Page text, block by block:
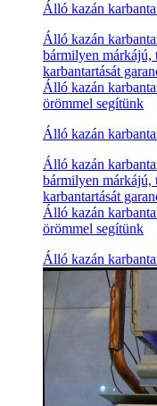
Álló kazán
Álló kazán
bármilyen márkájú,
karbantartását
Álló kazán
örömmel segítünk
Álló kazán
Álló kazán
bármilyen márkájú,
karbantartását
Álló kazán
örömmel segítünk
Álló kazán